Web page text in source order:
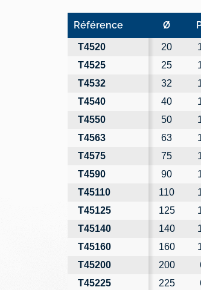
Référence Ø
Référence Ø
T4520 20
T4525
25
T4532
32
T4540
40
T4550
50
T4563
63
T4575
75
T4590
90
T45110
110
T45125
125
T45140
140
T45160
160
T45200
200
T45225
225